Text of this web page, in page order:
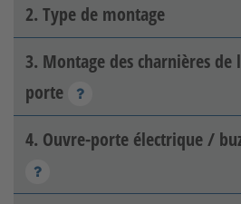
DIN
2. Type de montage
Pilier-
3. Montage des charnières de
porte
Dos
4. Ouvre-porte électrique /